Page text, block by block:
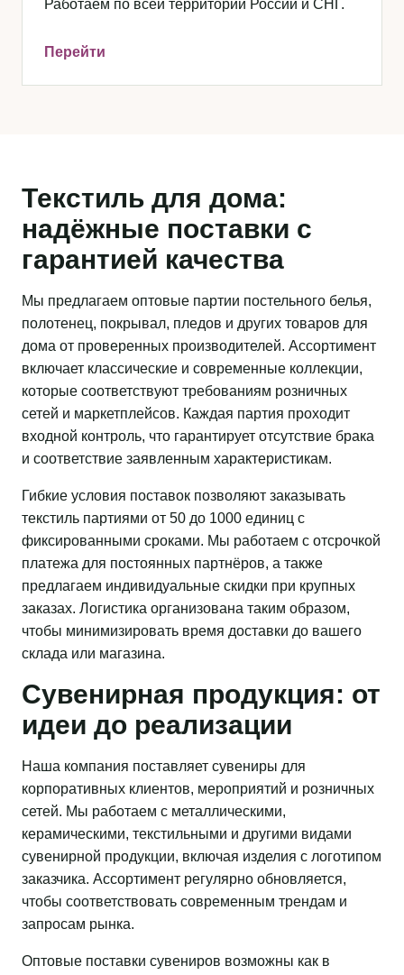
Работаем по всей территории России и СНГ.
Перейти
Текстиль для дома:
надёжные поставки с
гарантией качества
Мы предлагаем оптовые партии постельного белья,
полотенец, покрывал, пледов и других товаров для
дома от проверенных производителей. Ассортимент
включает классические и современные коллекции,
которые соответствуют требованиям розничных
сетей и маркетплейсов. Каждая партия проходит
входной контроль, что гарантирует отсутствие брака
и соответствие заявленным характеристикам.
Гибкие условия поставок позволяют заказывать
текстиль партиями от 50 до 1000 единиц с
фиксированными сроками. Мы работаем с отсрочкой
платежа для постоянных партнёров, а также
предлагаем индивидуальные скидки при крупных
заказах. Логистика организована таким образом,
чтобы минимизировать время доставки до вашего
склада или магазина.
Сувенирная продукция: от
идеи до реализации
Наша компания поставляет сувениры для
корпоративных клиентов, мероприятий и розничных
сетей. Мы работаем с металлическими,
керамическими, текстильными и другими видами
сувенирной продукции, включая изделия с логотипом
заказчика. Ассортимент регулярно обновляется,
чтобы соответствовать современным трендам и
запросам рынка.
Оптовые поставки сувениров возможны как в